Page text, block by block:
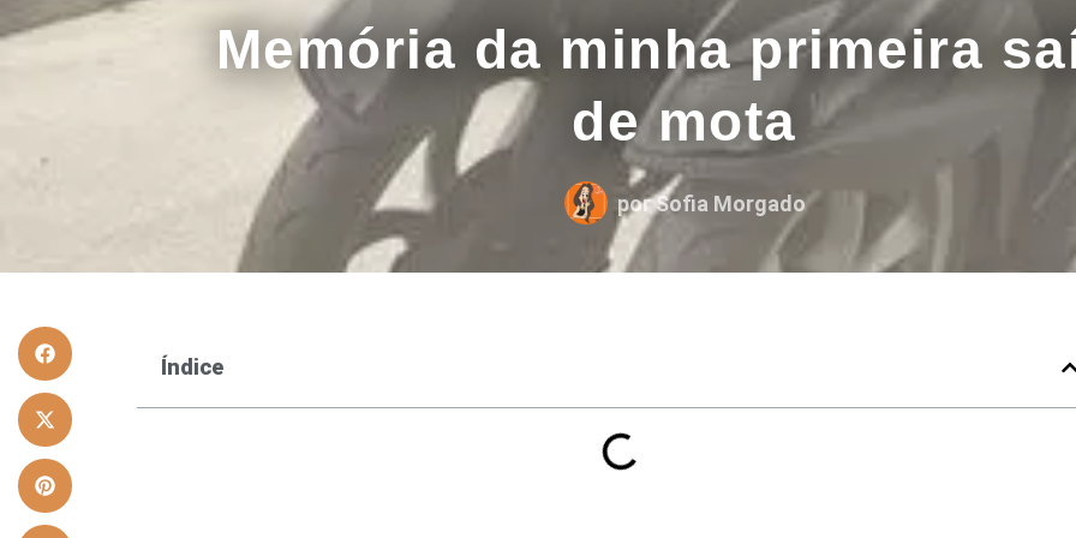
Memória da minha primeira
de mota
porSofia Morgado
Índice